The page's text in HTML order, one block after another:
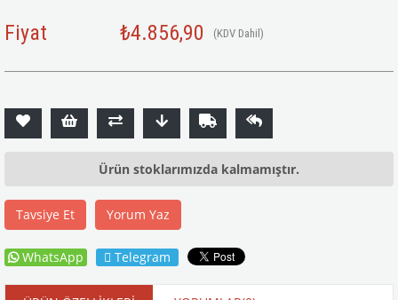
Fiyat ₺4.856,90 (KDV Dahil)
Ürün stoklarımızda kalmamıştır.
Tavsiye Et Yorum Yaz
WhatsApp Telegram